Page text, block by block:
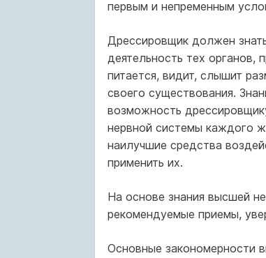
первым и непременным
Дрессировщик должен
деятельность тех
питается, видит, слышит
своего существования.
возможность
нервной системы каждого
наилучшие средства
применить их.
На основе знания высшей
рекомендуемые приемы,
Основные закономерности